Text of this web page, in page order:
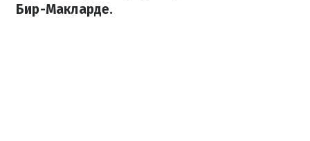
Бир-Макларде.